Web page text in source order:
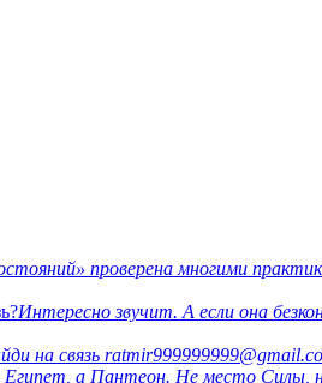
проверена многими
Интересно звучит. А если она
на связь
Египет, а Пантеон. Не место Силы,